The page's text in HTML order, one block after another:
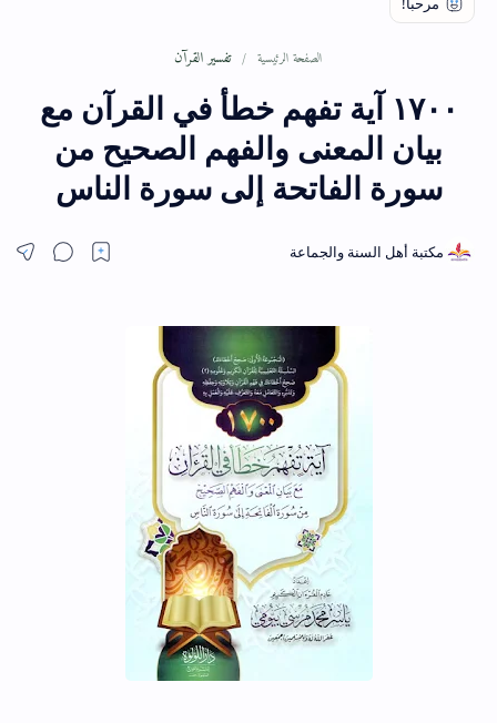
الصفحة الرئيسية تفسير القرآن
١٧٠٠ آية تفهم خطأ في القرآن مع
بيان المعنى والفهم الصحيح من
سورة الفاتحة إلى سورة الناس